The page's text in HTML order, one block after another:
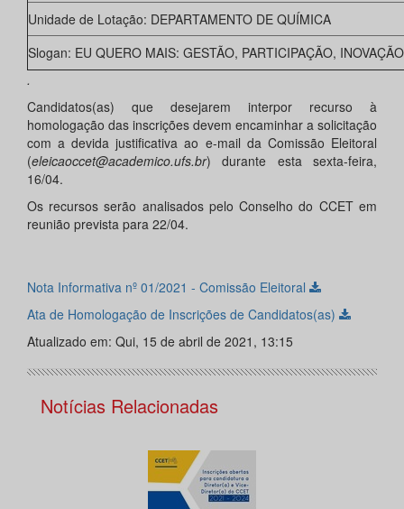
Unidade de Lotação: DEPARTAMENTO DE QUÍMICA
Slogan: EU QUERO MAIS: GESTÃO, PARTICIPAÇÃO, INOVAÇÃO
.
Candidatos(as) que desejarem interpor recurso à
homologação das inscrições devem encaminhar a solicitação
com a devida justificativa ao e-mail da Comissão Eleitoral
(eleicaoccet@academico.ufs.br) durante esta sexta-feira,
16/04.
Os recursos serão analisados pelo Conselho do CCET em
reunião prevista para 22/04.
Nota Informativa nº 01/2021 - Comissão Eleitoral
Ata de Homologação de Inscrições de Candidatos(as)
Atualizado em: Qui, 15 de abril de 2021, 13:15
Notícias Relacionadas